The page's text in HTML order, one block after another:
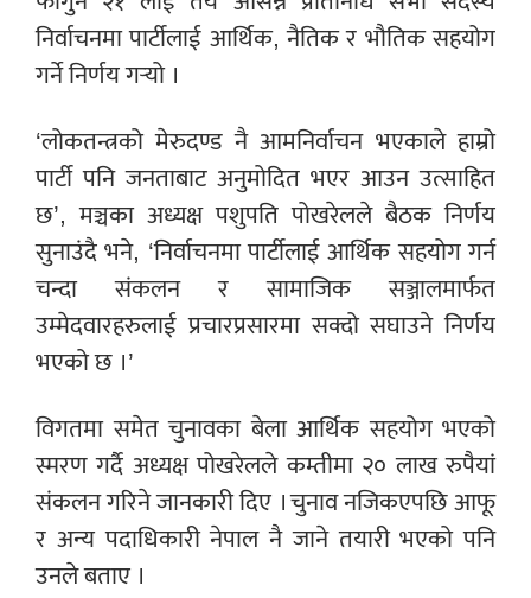
निर्वाचनमा पार्टीलाई आर्थिक, नैतिक र भौतिक सहयोग
गर्ने निर्णय गर्‍यो ।
‘लोकतन्त्रको मेरुदण्ड नै आमनिर्वाचन भएकाले हाम्रो
पार्टी पनि जनताबाट अनुमोदित भएर आउन उत्साहित
छ’, मञ्चका अध्यक्ष पशुपति पोखरेलले बैठक निर्णय
सुनाउंदै भने, ‘निर्वाचनमा पार्टीलाई आर्थिक सहयोग गर्न
चन्दा संकलन र सामाजिक सञ्जालमार्फत
उम्मेदवारहरुलाई प्रचारप्रसारमा सक्दो सघाउने निर्णय
भएको छ ।’
विगतमा समेत चुनावका बेला आर्थिक सहयोग भएको
स्मरण गर्दै अध्यक्ष पोखरेलले कम्तीमा २० लाख रुपैयां
संकलन गरिने जानकारी दिए । चुनाव नजिकएपछि आफू
र अन्य पदाधिकारी नेपाल नै जाने तयारी भएको पनि
उनले बताए ।